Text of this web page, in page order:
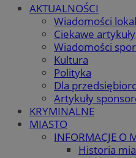
AKTUALNOŚCI
Wiadomości
Ciekawe artykuły
Wiadomości
Kultura
Polityka
Dla
Artykuły
KRYMINALNE
MIASTO
INFORMACJE O
Historia